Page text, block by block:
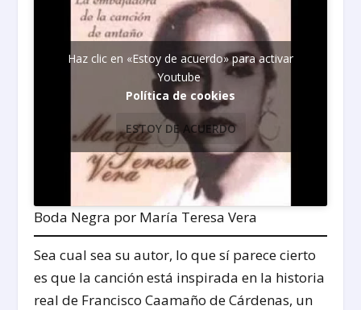
Haz clic en «Estoy de acuerdo» para activar
Youtube
Política de cookies
ESTOY DE ACUERDO
Boda Negra por María Teresa Vera
Sea cual sea su autor, lo que sí parece cierto
es que la canción está inspirada en la historia
real de Francisco Caamaño de Cárdenas, un